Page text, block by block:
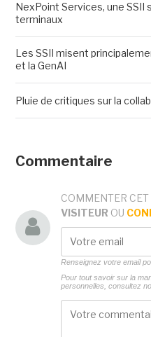
NexPoint Services, une SSII
terminaux
Les SSII misent
et la GenAI
Pluie de critiques sur la
Commentaire
COMMENTER
VISITEUR OU
Renseignez votre email
Pour tout savoir sur la
personnelles, consultez